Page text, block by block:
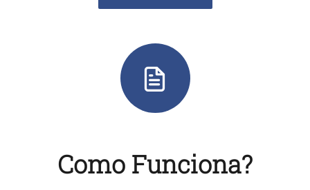
Como Funciona?